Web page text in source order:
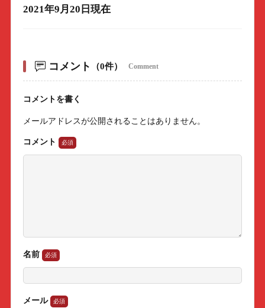
2021年9月20日現在
コメント （0件） Comment
コメントを書く
メールアドレスが公開されることはありません。
コメント
名前
メール